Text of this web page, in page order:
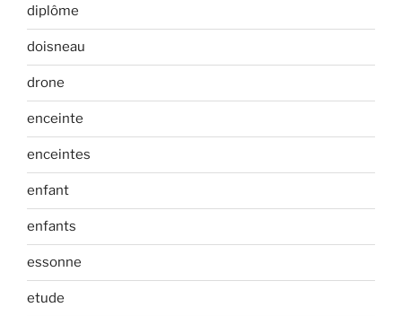
diplôme
doisneau
drone
enceinte
enceintes
enfant
enfants
essonne
etude